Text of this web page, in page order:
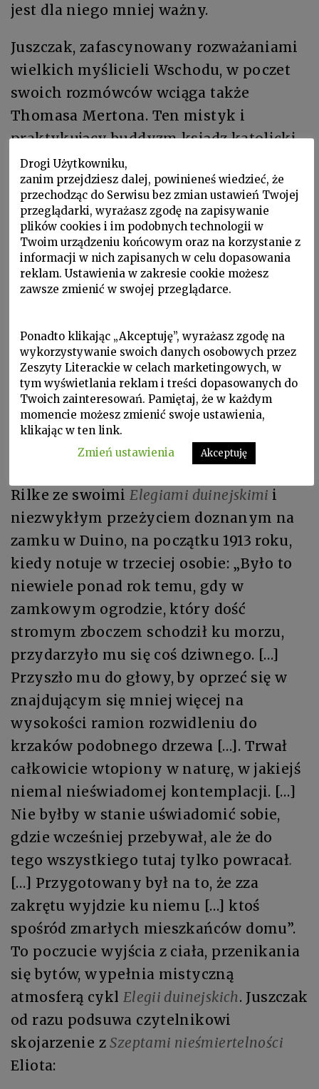
jest dla niego mniej ważny.
Juszczak, zafascynowany rozważaniami
wielkich myślicieli Wschodu, w poczet
swoich rozmówców wciąga także
Thomasa Mertona. Ten mistyk i
praktykujący buddyzm ksiądz katolicki
wZapiskach współwinnego widza
„jednym z charakterystycznych źródeł
sił żywotnych w azjatyckiej sztuce i
filozofii […] jest ich większa wierność
wobec niepamiętnych sposobów
widzenia, idących aż w prehistoryczny
czas”. Dodaje także, że „przypuszczalnie
stanie wzruszyć tak głęboko jak
paleolityczne malowidła jaskiniowe i
bizantyńskie lub rosyjskie ikony”.
Juszczak zwraca się w swoich
rozmyślaniach także ku poezji
Rilke ze swoimiElegiami duinejskimi i
niezwykłym przeżyciem doznanym na
zamku w Duino, na początku 1913 roku,
kiedy notuje w trzeciej osobie: „Było to
niewiele ponad rok temu, gdy w
zamkowym ogrodzie, który dość
stromym zboczem schodził ku morzu,
przydarzyło mu się coś dziwnego. […]
Przyszło mu do głowy, by oprzeć się w
znajdującym się mniej więcej na
wysokości ramion rozwidleniu do
krzaków podobnego drzewa […]. Trwał
całkowicie wtopiony w naturę, w jakiejś
niemal nieświadomej kontemplacji. […]
Nie byłby w stanie uświadomić sobie,
gdzie wcześniej przebywał, ale że do
tego wszystkiego tutaj tylko powracał.
[…] Przygotowany był na to, że zza
zakrętu wyjdzie ku niemu […] ktoś
spośród zmarłych mieszkańców domu”.
To poczucie wyjścia z ciała, przenikania
się bytów, wypełnia mistyczną
atmosferą cykl Elegii duinejskich. Juszczak
od razu podsuwa czytelnikowi
skojarzenie zSzeptami nieśmiertelności
Eliota:
Drogi Użytkowniku,
zanim przejdziesz dalej, powinieneś wiedzieć, że
przechodząc do Serwisu bez zmian ustawień Twojej
przeglądarki, wyrażasz zgodę na zapisywanie
plików cookies i im podobnych technologii w
Twoim urządzeniu końcowym oraz na korzystanie z
informacji w nich zapisanych w celu dopasowania
reklam. Ustawienia w zakresie cookie możesz
zawsze zmienić w swojej przeglądarce.
Ponadto klikając „Akceptuję”, wyrażasz zgodę na
wykorzystywanie swoich danych osobowych przez
Zeszyty Literackie w celach marketingowych, w
tym wyświetlania reklam i treści dopasowanych do
Twoich zainteresowań. Pamiętaj, że w każdym
momencie możesz zmienić swoje ustawienia,
klikając w ten link.
Zmień ustawienia
Akceptuję